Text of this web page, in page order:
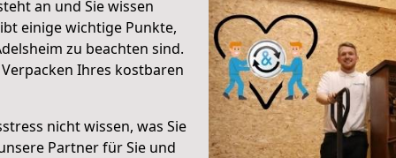
an und Sie wissen
einige wichtige Punkte,
zu beachten sind.
Ihres kostbaren
nicht wissen, was Sie
Partner für Sie und